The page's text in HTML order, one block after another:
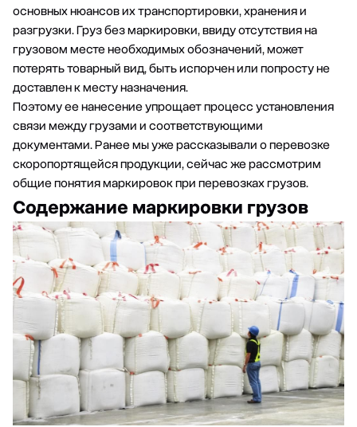
основных нюансов их транспортировки, хранения и
разгрузки. Груз без маркировки, ввиду отсутствия на
грузовом месте необходимых обозначений, может
потерять товарный вид, быть испорчен или попросту не
доставлен к месту назначения.
Поэтому ее нанесение упрощает процесс установления
связи между грузами и соответствующими
документами. Ранее мы уже рассказывалио перевозке
скоропортящейся продукции, сейчас же рассмотрим
общие понятия маркировок при перевозках грузов.
Содержание маркировки грузов